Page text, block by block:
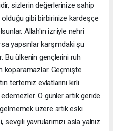
sizlerin değerlerinize sahip
olduğu gibi birbirinize kardeşçe
Allah'ın izniyle nehri
yapsınlar karşımdaki şu
Bu ülkenin gençlerini ruh
koparamazlar. Geçmişte
tertemiz evlatlarını kirli
O günler artık geride
üzere artık eski
yavrularımızı asla yalnız